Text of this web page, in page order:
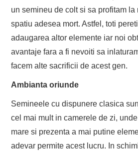
un semineu de colt si sa profitam la
spatiu adesea mort. Astfel, toti
adaugarea altor elemente iar noi
avantaje fara a fi nevoiti sa
facem alte sacrificii de acest gen.
Ambianta oriunde
Semineele cu dispunere clasica
cel mai mult in camerele de zi,
mare si prezenta a mai putine
adevar permite acest lucru. In